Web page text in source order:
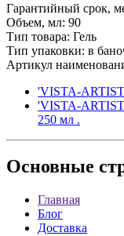
Гарантийный срок,
Объем, мл: 90
Тип товара: Гель
Тип упаковки: в
Артикул
'VISTA-
'VISTA-
250 мл .
Основные
Главная
Блог
Доставка